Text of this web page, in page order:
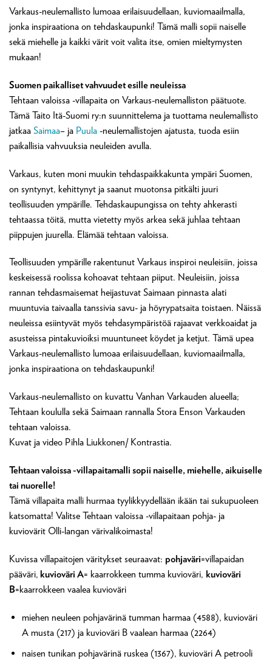
Varkaus-neulemallisto lumoaa erilaisuudellaan, kuviomaailmalla,
jonka inspiraationa on tehdaskaupunki! Tämä malli sopii naiselle
sekä miehelle ja kaikki värit voit valita itse, omien mieltymysten
mukaan!
Suomen paikalliset vahvuudet esille neuleissa
Tehtaan valoissa -villapaita on Varkaus-neulemalliston päätuote.
Tämä Taito Itä-Suomi ry:n suunnittelema ja tuottama neulemallisto
jatkaa Saimaa– ja Puula -neulemallistojen ajatusta, tuoda esiin
paikallisia vahvuuksia neuleiden avulla.
Varkaus, kuten moni muukin tehdaspaikkakunta ympäri Suomen,
on syntynyt, kehittynyt ja saanut muotonsa pitkälti juuri
teollisuuden ympärille. Tehdaskaupungissa on tehty ahkerasti
tehtaassa töitä, mutta vietetty myös arkea sekä juhlaa tehtaan
piippujen juurella. Elämää tehtaan valoissa.
Teollisuuden ympärille rakentunut Varkaus inspiroi neuleisiin, joissa
keskeisessä roolissa kohoavat tehtaan piiput. Neuleisiin, joissa
rannan tehdasmaisemat heijastuvat Saimaan pinnasta alati
muuntuvia taivaalla tanssivia savu- ja höyrypatsaita toistaen. Näissä
neuleissa esiintyvät myös tehdasympäristöä rajaavat verkkoaidat ja
asusteissa pintakuvioiksi muuntuneet köydet ja ketjut. Tämä upea
Varkaus-neulemallisto lumoaa erilaisuudellaan, kuviomaailmalla,
jonka inspiraationa on tehdaskaupunki!
Varkaus-neulemallisto on kuvattu Vanhan Varkauden alueella;
Tehtaan koululla sekä Saimaan rannalla Stora Enson Varkauden
tehtaan valoissa.
Kuvat ja video Pihla Liukkonen/ Kontrastia.
Tehtaan valoissa -villapaitamalli sopii naiselle, miehelle, aikuiselle
tai nuorelle!
Tämä villapaita malli hurmaa tyylikkyydellään ikään tai sukupuoleen
katsomatta! Valitse Tehtaan valoissa -villapaitaan pohja- ja
kuviovärit Olli-langan värivalikoimasta!
Kuvissa villapaitojen väritykset seuraavat: pohjaväri=villapaidan
pääväri, kuvioväri A= kaarrokkeen tumma kuvioväri, kuvioväri
B=kaarrokkeen vaalea kuvioväri
miehen neuleen pohjavärinä tumman harmaa (4588), kuvioväri
A musta (217) ja kuvioväri B vaalean harmaa (2264)
naisen tunikan pohjavärinä ruskea (1367), kuvioväri A petrooli